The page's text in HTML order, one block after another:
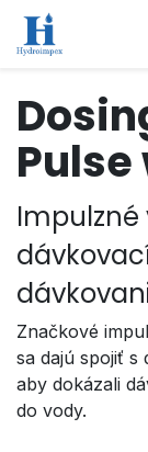
Přejít na obsah
Impulzné
Značkové
sa dajú spojiť s
aby dokázali
do vody.